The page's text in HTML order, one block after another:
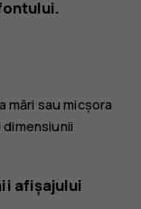
mări sau micșora
afișajului